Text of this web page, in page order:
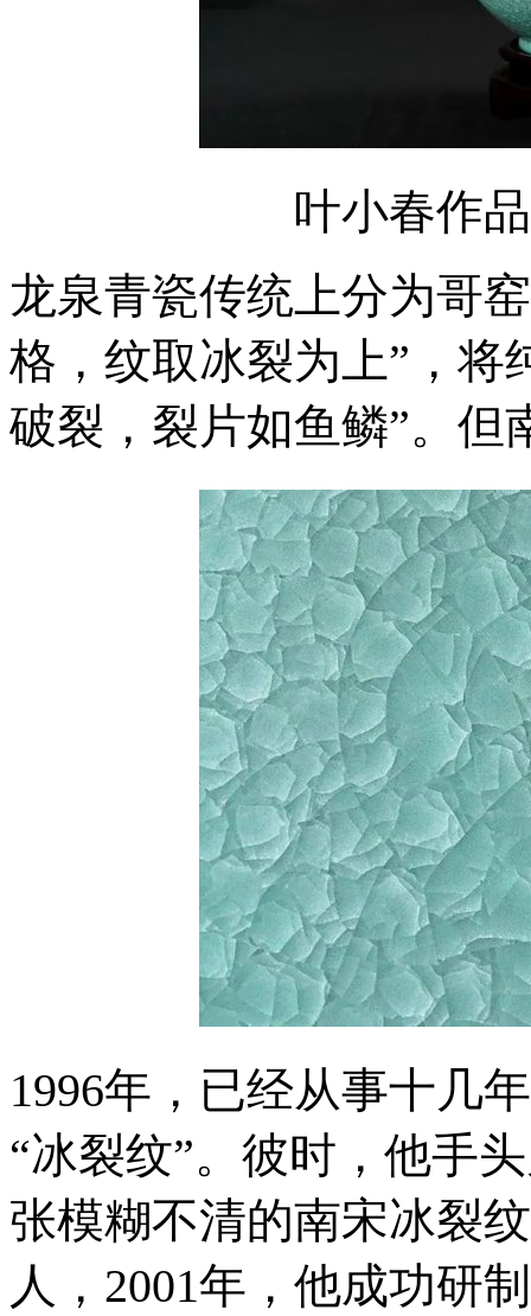
叶小春作
龙泉青瓷传统上分为哥
格，纹取冰裂为上”，将
破裂，裂片如鱼鳞”。但
1996年，已经从事十几
“冰裂纹”。彼时，他手
张模糊不清的南宋冰裂
人，2001年，他成功研